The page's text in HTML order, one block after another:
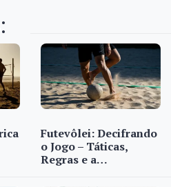
Futevôlei: Decifrando
o Jogo – Táticas,
Regras e a…